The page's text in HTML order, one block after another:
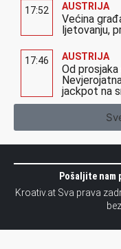
17:52 AUSTRIJA
Većina
ljetovanju,
17:46 AUSTRIJA
Od
jackpot na
Pošaljite nam
Kroativ.at Sva prava